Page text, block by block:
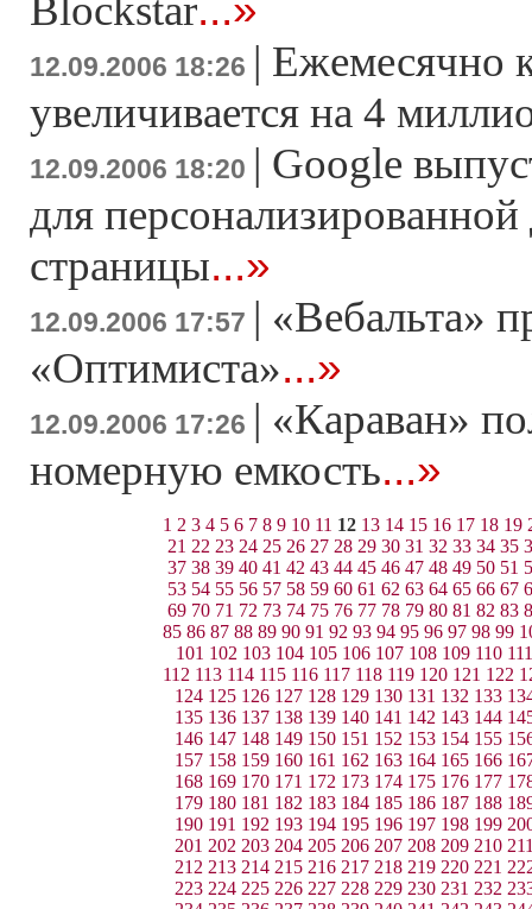
Blockstar
12.09.2006 18:26 | Ежемесячно
увеличивается на 4
12.09.2006 18:20 | Google
для
страницы...»
12.09.2006 17:57 | «Вебальта»
«Оптимиста»...»
12.09.2006 17:26 | «Караван»
номерную емкость...»
1 2 3 4 5 6 7 8 9 10 11 12 13 14 15 16 17 18 19
21 22 23 24 25 26 27 28 29 30 31 32 33 34 35
37 38 39 40 41 42 43 44 45 46 47 48 49 50 51
53 54 55 56 57 58 59 60 61 62 63 64 65 66 67
69 70 71 72 73 74 75 76 77 78 79 80 81 82 83
85 86 87 88 89 90 91 92 93 94 95 96 97 98 99
101 102 103 104 105 106 107 108 109 110 111
112 113 114 115 116 117 118 119 120 121 122
124 125 126 127 128 129 130 131 132 133
135 136 137 138 139 140 141 142 143 144
146 147 148 149 150 151 152 153 154 155
157 158 159 160 161 162 163 164 165 166
168 169 170 171 172 173 174 175 176 177
179 180 181 182 183 184 185 186 187 188
190 191 192 193 194 195 196 197 198 199
201 202 203 204 205 206 207 208 209 210
212 213 214 215 216 217 218 219 220 221
223 224 225 226 227 228 229 230 231 232